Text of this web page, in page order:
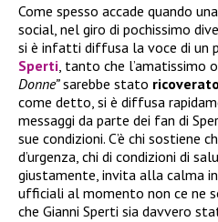
Come spesso accade quando
social, nel giro di pochissimo
si è infatti diffusa la voce di un
Sperti , tanto che l’amatissimo
Donne”sarebbe stato
come detto, si è diffusa
messaggi da parte dei fan di
sue condizioni. C’è chi sostiene
d’urgenza, chi di condizioni di
giustamente, invita alla calma
ufficiali al momento non ce ne
che Gianni Sperti sia davvero